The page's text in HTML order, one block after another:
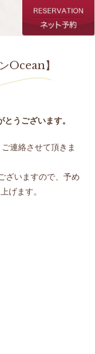
Ocean】
うございます。
連絡させて頂きま
ざいますので、予め
げます。